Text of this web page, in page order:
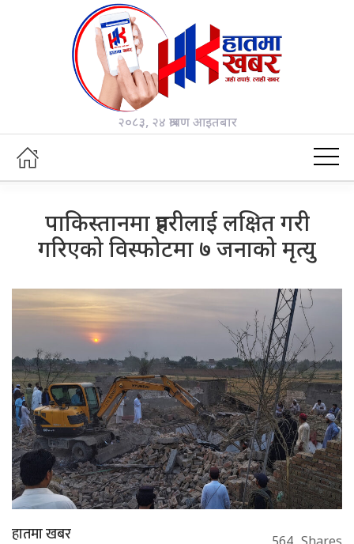
२०८३, २४ श्रावण आइतबार
पाकिस्तानमा प्रहरीलाई लक्षित गरी
गरिएको विस्फोटमा ७ जनाको मृत्यु
हातमा खबर